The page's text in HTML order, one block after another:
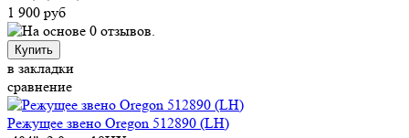
1 900 руб
Купить
в закладки
сравнение
Режущее звено Oregon 512890 (LH)